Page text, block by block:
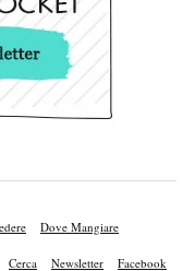
Dove Mangiare
Cerca Newsletter Facebook